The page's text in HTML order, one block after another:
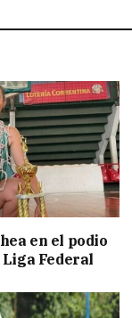
en el podio
Federal